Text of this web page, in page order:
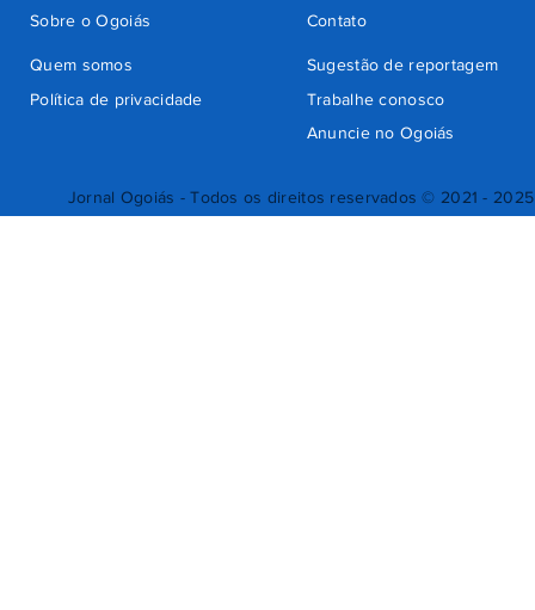
Jornal Ogoiás - Todos os direitos reservados © 2021 - 2025
Quem somos
Sugestão de reportagem
Trabalhe conosco
Política de privacidade
Anuncie no Ogoiás
Contato
Sobre o Ogoiás